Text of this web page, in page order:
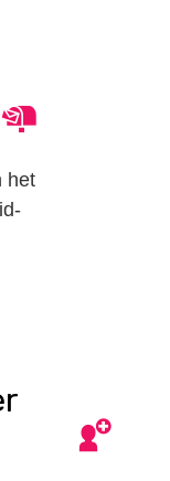
het